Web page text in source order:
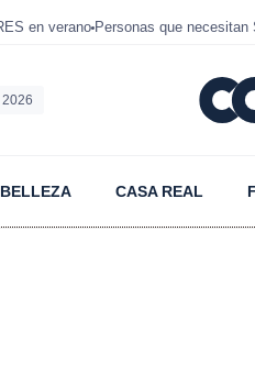
en verano Personas que necesitan
BELLEZA CASA REAL